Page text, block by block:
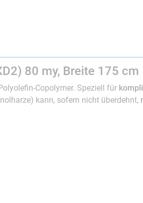
80 my, Breite 175 cm
Copolymer. Speziell für
kann, sofern nicht überdehnt,